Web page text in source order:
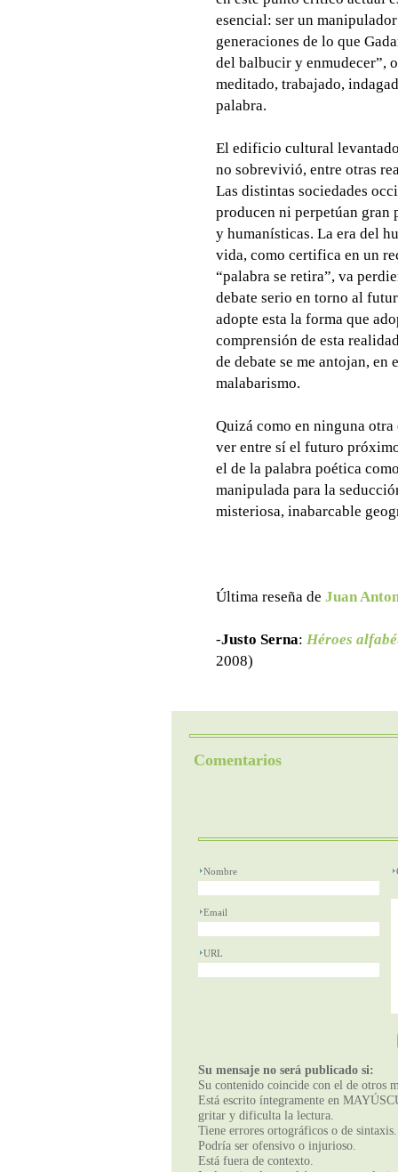
esencial: ser un
generaciones de lo que
del balbucir y enmudecer”,
meditado, trabajado,
palabra.
El edificio cultural
no sobrevivió, entre otras
Las distintas sociedades
producen ni perpetúan gran
y humanísticas. La era del
vida, como certifica en un
“palabra se retira”, va
debate serio en torno al
adopte esta la forma que
comprensión de esta
de debate se me antojan,
malabarismo.
Quizá como en ninguna
ver entre sí el futuro
el de la palabra poética
manipulada para la
misteriosa, inabarcable
Última reseña de Juan
-Justo Serna: Héroes
2008)
Comentarios
Nombre
Email
URL
Su mensaje no será publicado si:
Su contenido coincide con el de otros
Está escrito íntegramente en
gritar y dificulta la lectura.
Tiene errores ortográficos o de sintaxis.
Podría ser ofensivo o injurioso.
Está fuera de contexto.